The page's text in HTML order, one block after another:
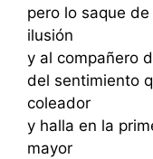
pero lo saque
ilusión
y al compañero
del sentimiento
coleador
y halla en la
mayor